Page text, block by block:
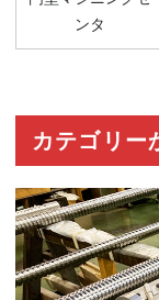
ンタ
カテゴリー